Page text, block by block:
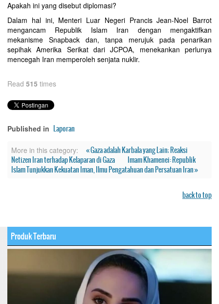
Apakah ini yang disebut diplomasi?
Dalam hal ini, Menteri Luar Negeri Prancis Jean-Noel Barrot
mengancam Republik Islam Iran dengan mengaktifkan
mekanisme Snapback dan, tanpa merujuk pada penarikan
sepihak Amerika Serikat dari JCPOA, menekankan perlunya
mencegah Iran memperoleh senjata nuklir.
Read 515 times
Published in Laporan
More in this category:
« Gaza adalah Karbala yang Lain; Reaksi
Netizen Iran terhadap Kelaparan di Gaza
Imam Khamenei: Republik
Islam Tunjukkan Kekuatan Iman, Ilmu Pengatahuan dan Persatuan Iran »
back to top
Produk Terbaru